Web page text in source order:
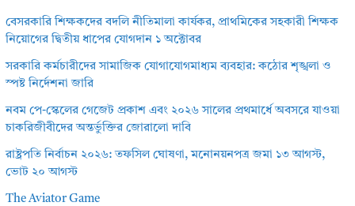
বেসরকারি শিক্ষকদের বদলি নীতিমালা কার্যকর, প্রাথমিকের সহকারী শিক্ষক
নিয়োগের দ্বিতীয় ধাপের যোগদান ১ অক্টোবর
সরকারি কর্মচারীদের সামাজিক যোগাযোগমাধ্যম ব্যবহার: কঠোর শৃঙ্খলা ও
স্পষ্ট নির্দেশনা জারি
নবম পে-স্কেলের গেজেট প্রকাশ এবং ২০২৬ সালের প্রথমার্ধে অবসরে যাওয়া
চাকরিজীবীদের অন্তর্ভুক্তির জোরালো দাবি
রাষ্ট্রপতি নির্বাচন ২০২৬: তফসিল ঘোষণা, মনোনয়নপত্র জমা ১৩ আগস্ট,
ভোট ২০ আগস্ট
The Aviator Game